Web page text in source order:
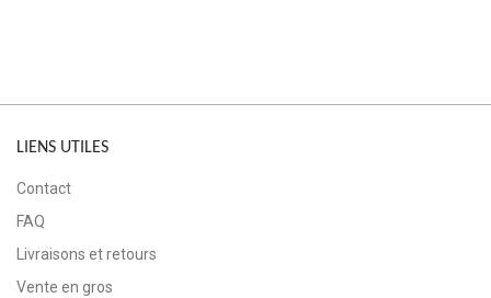
LIENS UTILES
Contact
FAQ
Livraisons et retours
Vente en gros